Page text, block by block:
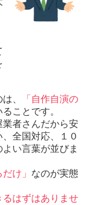
、
「自作自演の
ことです。
業者さんだから安
全国対応、１０
い言葉が並びま
け」 なのが実態
はずはありませ